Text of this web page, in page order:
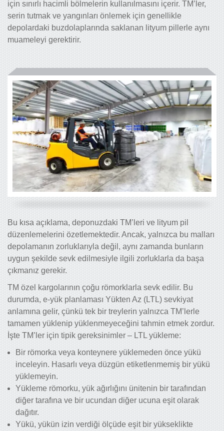
için sınırlı hacimli bölmelerin kullanılmasını içerir. TM’ler,
serin tutmak ve yangınları önlemek için genellikle
depolardaki buzdolaplarında saklanan lityum pillerle aynı
muameleyi gerektirir.
Bu kısa açıklama, deponuzdaki TM’leri ve lityum pil
düzenlemelerini özetlemektedir. Ancak, yalnızca bu malları
depolamanın zorluklarıyla değil, aynı zamanda bunların
uygun şekilde sevk edilmesiyle ilgili zorluklarla da başa
çıkmanız gerekir.
TM özel kargolarının çoğu römorklarla sevk edilir. Bu
durumda, e-yük planlaması Yükten Az (LTL) sevkiyat
anlamına gelir, çünkü tek bir treylerin yalnızca TM’lerle
tamamen yüklenip yüklenmeyeceğini tahmin etmek zordur.
İşte TM’ler için tipik gereksinimler – LTL yükleme:
Bir römorka veya konteynere yüklemeden önce yükü
inceleyin. Hasarlı veya düzgün etiketlenmemiş bir yükü
yüklemeyin.
Yükleme römorku, yük ağırlığını ünitenin bir tarafından
diğer tarafına ve bir ucundan diğer ucuna eşit olarak
dağıtır.
Yükü, yükün izin verdiği ölçüde eşit bir yükseklikte